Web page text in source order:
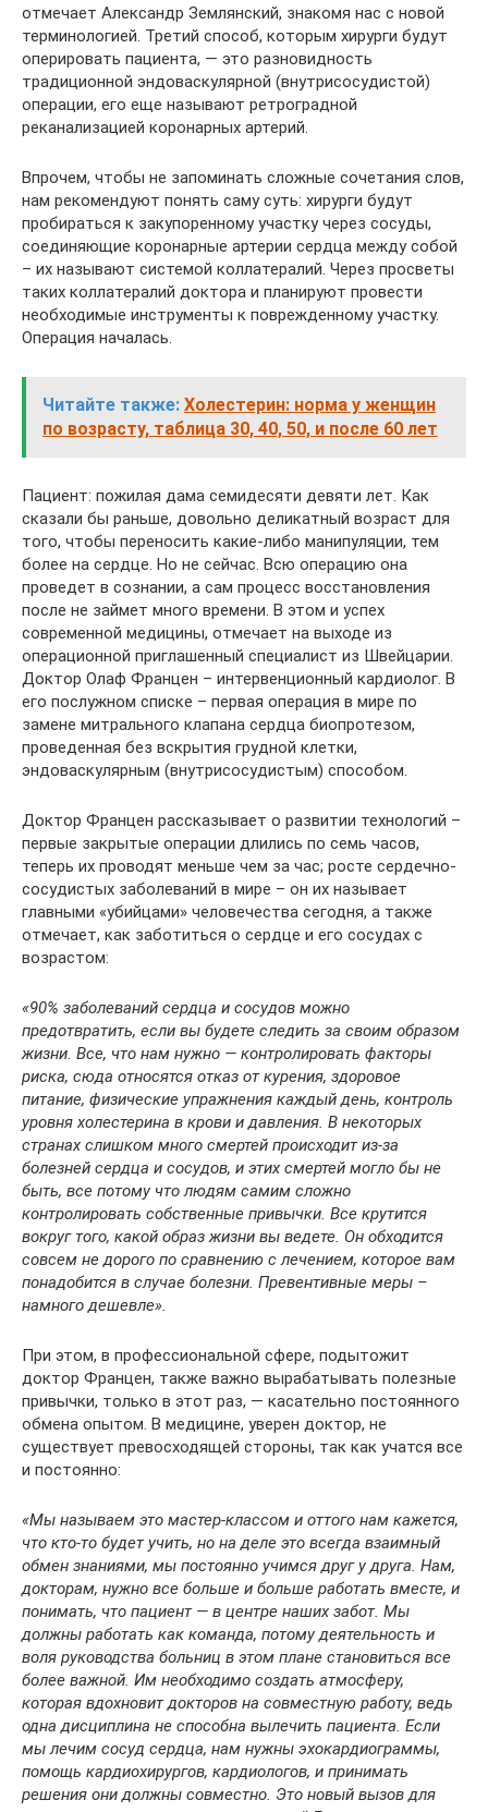
отмечает Александр Землянский, знакомя нас с новой
терминологией. Третий способ, которым хирурги будут
оперировать пациента, — это разновидность
традиционной эндоваскулярной (внутрисосудистой)
операции, его еще называют ретроградной
реканализацией коронарных артерий.
Впрочем, чтобы не запоминать сложные сочетания слов,
нам рекомендуют понять саму суть: хирурги будут
пробираться к закупоренному участку через сосуды,
соединяющие коронарные артерии сердца между собой
– их называют системой коллатералий. Через просветы
таких коллатералий доктора и планируют провести
необходимые инструменты к поврежденному участку.
Операция началась.
Читайте также: Холестерин: норма у женщин
по возрасту, таблица 30, 40, 50, и после 60 лет
Пациент: пожилая дама семидесяти девяти лет. Как
сказали бы раньше, довольно деликатный возраст для
того, чтобы переносить какие-либо манипуляции, тем
более на сердце. Но не сейчас. Всю операцию она
проведет в сознании, а сам процесс восстановления
после не займет много времени. В этом и успех
современной медицины, отмечает на выходе из
операционной приглашенный специалист из Швейцарии.
Доктор Олаф Францен – интервенционный кардиолог. В
его послужном списке – первая операция в мире по
замене митрального клапана сердца биопротезом,
проведенная без вскрытия грудной клетки,
эндоваскулярным (внутрисосудистым) способом.
Доктор Францен рассказывает о развитии технологий –
первые закрытые операции длились по семь часов,
теперь их проводят меньше чем за час; росте сердечно-
сосудистых заболеваний в мире – он их называет
главными «убийцами» человечества сегодня, а также
отмечает, как заботиться о сердце и его сосудах с
возрастом:
«90% заболеваний сердца и сосудов можно
предотвратить, если вы будете следить за своим образом
жизни. Все, что нам нужно — контролировать факторы
риска, сюда относятся отказ от курения, здоровое
питание, физические упражнения каждый день, контроль
уровня холестерина в крови и давления. В некоторых
странах слишком много смертей происходит из-за
болезней сердца и сосудов, и этих смертей могло бы не
быть, все потому что людям самим сложно
контролировать собственные привычки. Все крутится
вокруг того, какой образ жизни вы ведете. Он обходится
совсем не дорого по сравнению с лечением, которое вам
понадобится в случае болезни. Превентивные меры –
намного дешевле».
При этом, в профессиональной сфере, подытожит
доктор Францен, также важно вырабатывать полезные
привычки, только в этот раз, — касательно постоянного
обмена опытом. В медицине, уверен доктор, не
существует превосходящей стороны, так как учатся все
и постоянно:
«Мы называем это мастер-классом и оттого нам кажется,
что кто-то будет учить, но на деле это всегда взаимный
обмен знаниями, мы постоянно учимся друг у друга. Нам,
докторам, нужно все больше и больше работать вместе, и
понимать, что пациент — в центре наших забот. Мы
должны работать как команда, потому деятельность и
воля руководства больниц в этом плане становиться все
более важной. Им необходимо создать атмосферу,
которая вдохновит докторов на совместную работу, ведь
одна дисциплина не способна вылечить пациента. Если
мы лечим сосуд сердца, нам нужны эхокардиограммы,
помощь кардиохирургов, кардиологов, и принимать
решения они должны совместно. Это новый вызов для